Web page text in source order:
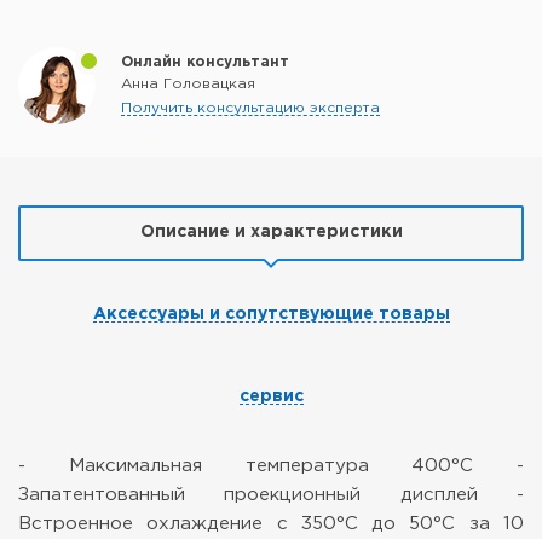
Онлайн консультант
Анна Головацкая
Получить консультацию эксперта
Описание и характеристики
Аксессуары и сопутствующие товары
сервис
- Максимальная температура 400°C -
Запатентованный проекционный дисплей -
Встроенное охлаждение с 350°C до 50°C за 10